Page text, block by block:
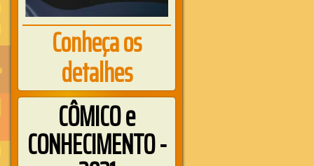
Conheça os
detalhes
CÔMICO e
CONHECIMENTO -